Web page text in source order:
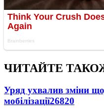
ЧИТАЙТЕ
Уряд ухвалив зміни
мобілізації26820